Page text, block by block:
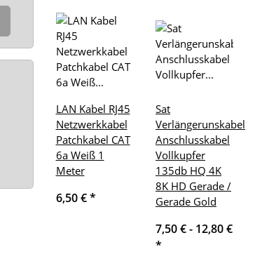
LAN Kabel RJ45
Netzwerkkabel
Patchkabel CAT
6a Weiß 1
Meter
6,50 €*
Sat
Verlängerunskabel
Anschlusskabel
Vollkupfer
135db HQ 4K
8K HD Gerade /
Gerade Gold
7,50 € - 12,80 €
*